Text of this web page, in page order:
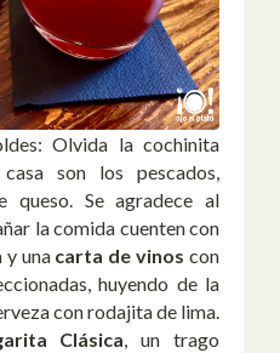
Olvida la cochinita
son los pescados,
queso. Se agradece al
la comida cuenten con
y una carta de vinos con
huyendo de la
con rodajita de lima.
Clásica, un trago